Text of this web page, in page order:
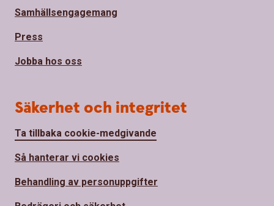
Samhällsengagemang
Press
Jobba hos oss
Säkerhet och integritet
Ta tillbaka cookie-medgivande
Så hanterar vi cookies
Behandling av personuppgifter